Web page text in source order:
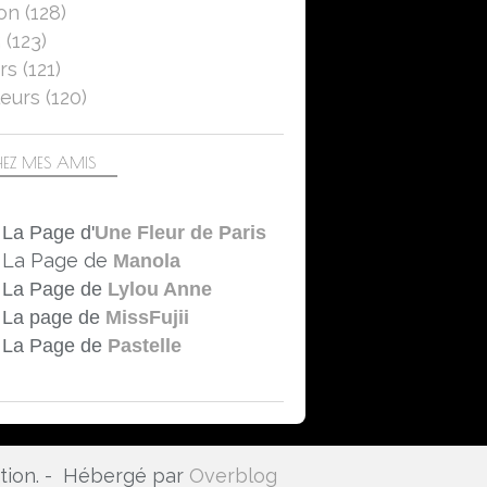
(128)
(123)
(121)
(120)
MES AMIS
La Page d'Une Fleur de Paris
La Page de Manola
La Page de Lylou Anne
La page de MissFujii
La Page de Pastelle
- Hébergé par Overblog